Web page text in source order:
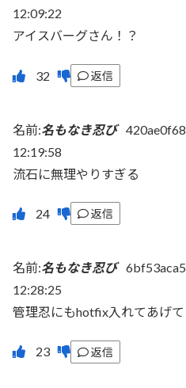
12:09:22
アイスバーグさん！？
返信
名前:名もなき忍び 420ae0f68
12:19:58
流石に無理やりすぎる
返信
名前:名もなき忍び 6bf53aca5
12:28:25
管理忍にもhotfix入れてあげて
返信